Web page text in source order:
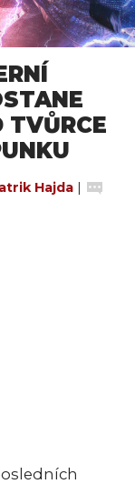
TVŮRCE
Hajda |